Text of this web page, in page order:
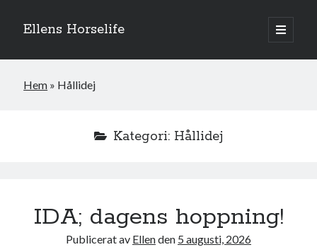
Ellens Horselife
öppna
primär
Sidopanel
Hem » Hållidej
Kategori: Hållidej
IDA; dagens hoppning!
Publicerat av Ellenden 5 augusti, 2026